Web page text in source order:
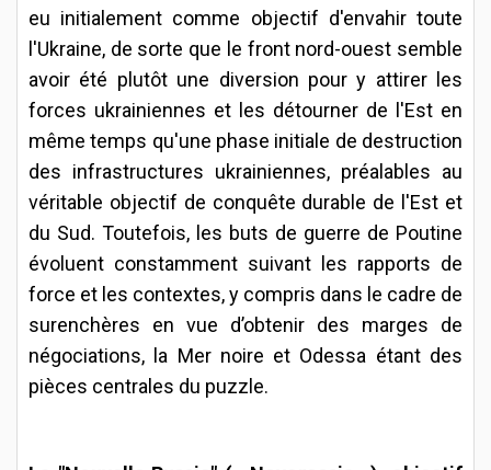
eu initialement comme objectif d'envahir toute
l'Ukraine, de sorte que le front nord-ouest semble
avoir été plutôt une diversion pour y attirer les
forces ukrainiennes et les détourner de l'Est en
même temps qu'une phase initiale de destruction
des infrastructures ukrainiennes, préalables au
véritable objectif de conquête durable de l'Est et
du Sud. Toutefois, les buts de guerre de Poutine
évoluent constamment suivant les rapports de
force et les contextes, y compris dans le cadre de
surenchères en vue d’obtenir des marges de
négociations, la Mer noire et Odessa étant des
pièces centrales du puzzle.